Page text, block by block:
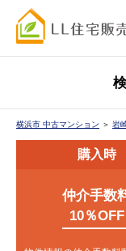
横浜市 中古マンション ＞ 岩
購入時
仲介手数
10％OFF